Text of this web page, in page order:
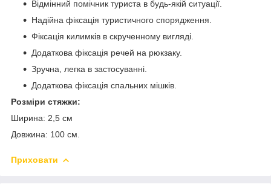
Відмінний помічник туриста в будь-якій ситуації.
Надійна фіксація туристичного спорядження.
Фіксація килимків в скрученному вигляді.
Додаткова фіксація речей на рюкзаку.
Зручна, легка в застосуванні.
Додаткова фіксація спальних мішків.
Розміри стяжки:
Ширина: 2,5 см
Довжина: 100 см.
Приховати